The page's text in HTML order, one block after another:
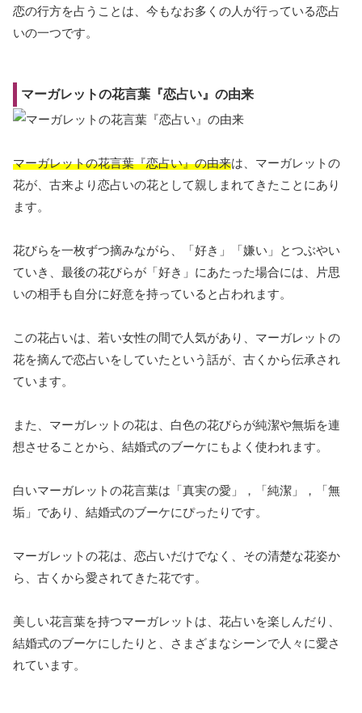
恋の行方を占うことは、今もなお多くの人が行っている恋占
いの一つです。
マーガレットの花言葉『恋占い』の由来
マーガレットの花言葉『恋占い』の由来は、マーガレットの
花が、古来より恋占いの花として親しまれてきたことにあり
ます。
花びらを一枚ずつ摘みながら、「好き」「嫌い」とつぶやい
ていき、最後の花びらが「好き」にあたった場合には、片思
いの相手も自分に好意を持っていると占われます。
この花占いは、若い女性の間で人気があり、マーガレットの
花を摘んで恋占いをしていたという話が、古くから伝承され
ています。
また、マーガレットの花は、白色の花びらが純潔や無垢を連
想させることから、結婚式のブーケにもよく使われます。
白いマーガレットの花言葉は「真実の愛」，「純潔」，「無
垢」であり、結婚式のブーケにぴったりです。
マーガレットの花は、恋占いだけでなく、その清楚な花姿か
ら、古くから愛されてきた花です。
美しい花言葉を持つマーガレットは、花占いを楽しんだり、
結婚式のブーケにしたりと、さまざまなシーンで人々に愛さ
れています。